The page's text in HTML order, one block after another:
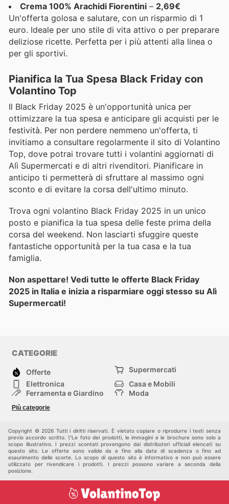
Crema 100% Arachidi Fiorentini – 2,69€
Un'offerta golosa e salutare, con un risparmio di 1
euro. Ideale per uno stile di vita attivo o per preparare
deliziose ricette. Perfetta per i più attenti alla linea o
per gli sportivi.
Pianifica la Tua Spesa Black Friday con
Volantino Top
Il Black Friday 2025 è un'opportunità unica per
ottimizzare la tua spesa e anticipare gli acquisti per le
festività. Per non perdere nemmeno un'offerta, ti
invitiamo a consultare regolarmente il sito di Volantino
Top, dove potrai trovare tutti i volantini aggiornati di
Alì Supermercati e di altri rivenditori. Pianificare in
anticipo ti permetterà di sfruttare al massimo ogni
sconto e di evitare la corsa dell'ultimo minuto.
Trova ogni volantino Black Friday 2025 in un unico
posto e pianifica la tua spesa delle feste prima della
corsa del weekend. Non lasciarti sfuggire queste
fantastiche opportunità per la tua casa e la tua
famiglia.
Non aspettare! Vedi tutte le offerte Black Friday
2025 in Italia e inizia a risparmiare oggi stesso su Alì
Supermercati!
CATEGORIE
Offerte
Supermercati
Elettronica
Casa e Mobili
Ferramenta e Giardino
Moda
Bambini e Neonati
Più categorie
Copyright © 2026 Tutti i diritti riservati. È vietato copiare o riprodurre i testi senza
previo accordo scritto. \"Le foto dei prodotti, le immagini e le brochure sono solo a
scopo illustrativo. I prezzi scontati provengono dai distributori ufficiali elencati su
questo sito. Le offerte sono valide da e fino alla data di scadenza o fino ad
esaurimento delle scorte. Lo scopo di questo sito è informativo e non può essere
utilizzato per rivendicare i prodotti. I prezzi possono variare a seconda della
posizione.